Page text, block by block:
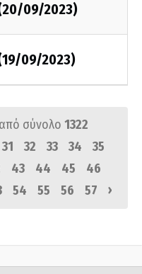
09/2023)
09/2023)
από σύνολο 1322
31 32 33 34
35
43 44 45
46
54 55 56 57 ›